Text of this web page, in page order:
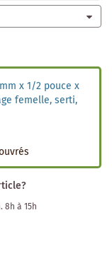
mm x 1/2 pouce x
femelle, serti,
8h à 15h